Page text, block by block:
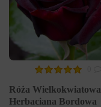
Róża Wielkokwiatowa
Herbaciana Bordowa